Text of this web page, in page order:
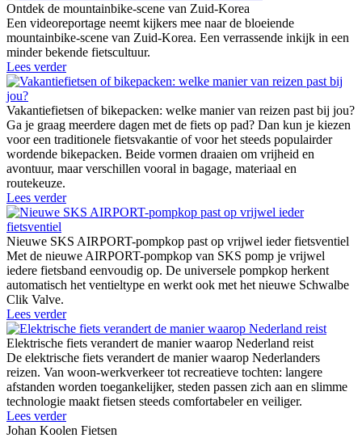
Ontdek de mountainbike-scene van Zuid-Korea
Een videoreportage neemt kijkers mee naar de bloeiende
mountainbike-scene van Zuid-Korea. Een verrassende inkijk in een
minder bekende fietscultuur.
Lees verder
Vakantiefietsen of bikepacken: welke manier van reizen past bij jou?
Ga je graag meerdere dagen met de fiets op pad? Dan kun je kiezen
voor een traditionele fietsvakantie of voor het steeds populairder
wordende bikepacken. Beide vormen draaien om vrijheid en
avontuur, maar verschillen vooral in bagage, materiaal en
routekeuze.
Lees verder
Nieuwe SKS AIRPORT-pompkop past op vrijwel ieder fietsventiel
Met de nieuwe AIRPORT-pompkop van SKS pomp je vrijwel
iedere fietsband eenvoudig op. De universele pompkop herkent
automatisch het ventieltype en werkt ook met het nieuwe Schwalbe
Clik Valve.
Lees verder
Elektrische fiets verandert de manier waarop Nederland reist
De elektrische fiets verandert de manier waarop Nederlanders
reizen. Van woon-werkverkeer tot recreatieve tochten: langere
afstanden worden toegankelijker, steden passen zich aan en slimme
technologie maakt fietsen steeds comfortabeler en veiliger.
Lees verder
Johan Koolen Fietsen